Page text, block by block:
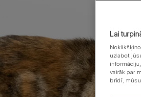
Lai
uzlabot
vairāk par
brīdī,